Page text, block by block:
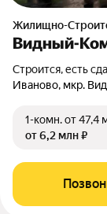
Жилищно-
Видный-
Строится, есть
Иваново, мкр.
1-комн.от 47,4
от 6,2 млн ₽